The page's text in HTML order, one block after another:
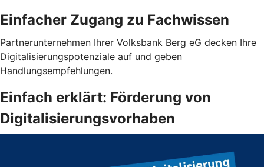
Einfacher Zugang zu Fachwissen
Partnerunternehmen Ihrer Volksbank Berg eG decken Ihre
Digitalisierungspotenziale auf und geben
Handlungsempfehlungen.
Einfach erklärt: Förderung von
Digitalisierungsvorhaben